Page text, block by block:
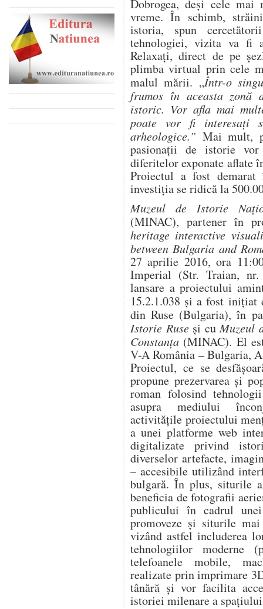
Dobrogea, deși cele mai
vreme. În schimb,
istoria, spun
tehnologiei, vizita va fi
Relaxați, direct de pe
plimba virtual prin cele
malul mării. „Într-o
frumos în aceasta zonă
istoric. Vor afla mai
poate vor fi interesați
arheologice.” Mai mult,
pasionații de istorie
diferitelor exponate aflate
Proiectul a fost
investiția se ridică la
Muzeul de Istorie
(MINAC), partener în
heritage interactive
between Bulgaria and
27 aprilie 2016, ora
Imperial (Str. Traian, nr.
lansare a proiectului
15.2.1.038 și a fost inițiat
din Ruse (Bulgaria), în
Istorie Ruseşi cuMuzeul
Constanţa (MINAC). El
V-A România – Bulgaria,
Proiectul, ce se
propune prezervarea şi
roman folosind
asupra mediului
activităţile proiectului
a unei platforme web
digitalizate privind
diverselor artefacte,
– accesibile utilizând
bulgară. În plus, siturile
beneficia de fotografii
publicului în cadrul
promoveze şi siturile
vizând astfel includerea
tehnologiilor moderne
telefoanele mobile,
realizate prin imprimare
tânără şi vor facilita
istoriei milenare a